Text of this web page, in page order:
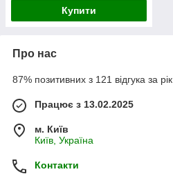
Купити
Про нас
87% позитивних з 121 відгука за рік
Працює з 13.02.2025
м. Київ
Київ, Україна
Контакти